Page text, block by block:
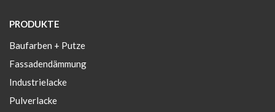
PRODUKTE
Baufarben + Putze
Fassadendämmung
Industrielacke
Pulverlacke